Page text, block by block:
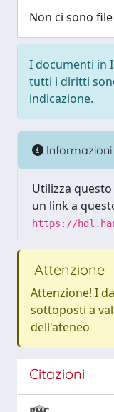
Non ci sono
I documenti in
tutti i diritti
indicazione.
Informazioni
Utilizza
un link a
https://
Attenzione
Attenzione! I
sottoposti a
dell'ateneo
Citazioni